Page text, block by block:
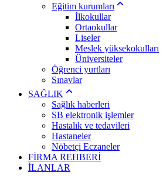
Eğitim kurumları
İlkokullar
Ortaokullar
Liseler
Meslek yüksekokulları
Üniversiteler
Öğrenci yurtları
Sınavlar
SAĞLIK
Sağlık haberleri
SB elektronik işlemler
Hastalık ve tedavileri
Hastaneler
Nöbetçi Eczaneler
FİRMA REHBERİ
İLANLAR